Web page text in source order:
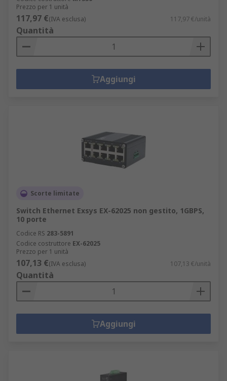
Prezzo per 1 unità
117,97 €(IVA esclusa) 117,97 €/unità
Quantità
Aggiungi
Scorte limitate
Switch Ethernet Exsys EX-62025 non gestito, 1GBPS,
10 porte
Codice RS 283-5891
Codice costruttore EX-62025
Prezzo per 1 unità
107,13 €(IVA esclusa) 107,13 €/unità
Quantità
Aggiungi